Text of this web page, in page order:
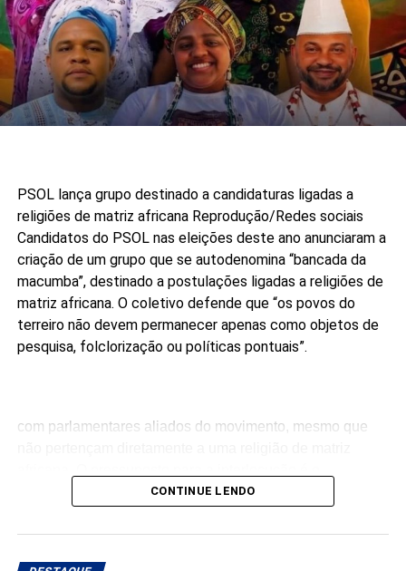
PSOL lança grupo destinado a candidaturas ligadas a
religiões de matriz africana Reprodução/Redes sociais
Candidatos do PSOL nas eleições deste ano anunciaram a
criação de um grupo que se autodenomina “bancada da
macumba”, destinado a postulações ligadas a religiões de
matriz africana. O coletivo defende que “os povos do
terreiro não devem permanecer apenas como objetos de
pesquisa, folclorização ou políticas pontuais”.
com parlamentares aliados do movimento, mesmo que
compromisso público com a agenda da articulação.
“Ninguém pode falar melhor por nós do que nós mesmos.
CONTINUE LENDO